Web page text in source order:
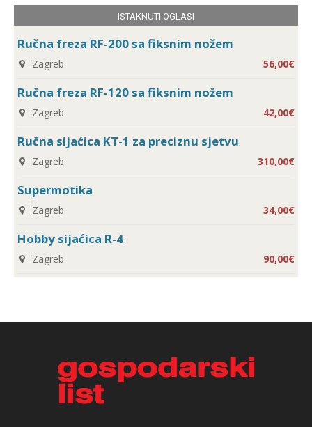
ISTAKNUTI OGLASI
Ručna freza RF-200 sa fiksnim nožem
Zagreb 56,00€
Ručna freza RF-120 sa fiksnim nožem
Zagreb 42,00€
Ručna sijaćica KT-1 za preciznu sjetvu
Zagreb 310,00€
Supermotika
Zagreb 34,00€
Hobby sijaćica R-4
Zagreb 90,00€